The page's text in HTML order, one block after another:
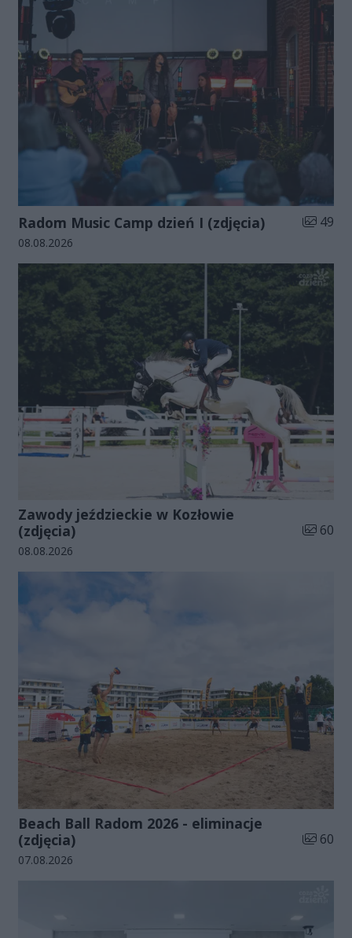
Radom Music Camp dzień I (zdjęcia) Liczba
49
Data dodania galerii:
08.08.2026
Zawody jeździeckie w Kozłowie
(zdjęcia)
Liczba
60
Data dodania galerii:
08.08.2026
Beach Ball Radom 2026 - eliminacje
(zdjęcia)
Liczba
60
Data dodania galerii:
07.08.2026